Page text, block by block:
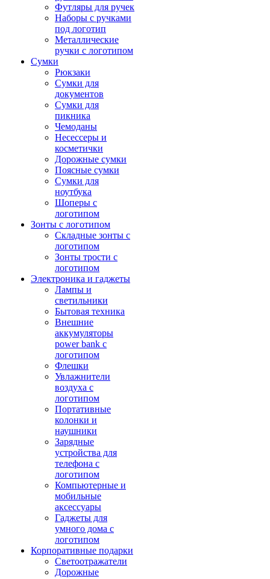
Футляры для ручек
Наборы с ручками
под логотип
Металлические
ручки с логотипом
Сумки
Рюкзаки
Сумки для
документов
Сумки для
пикника
Чемоданы
Несессеры и
косметички
Дорожные сумки
Поясные сумки
Сумки для
ноутбука
Шоперы с
логотипом
Зонты с логотипом
Складные зонты с
логотипом
Зонты трости с
логотипом
Электроника и гаджеты
Лампы и
светильники
Бытовая техника
Внешние
аккумуляторы
power bank с
логотипом
Флешки
Увлажнители
воздуха с
логотипом
Портативные
колонки и
наушники
Зарядные
устройства для
телефона с
логотипом
Компьютерные и
мобильные
аксессуары
Гаджеты для
умного дома с
логотипом
Корпоративные подарки
Светоотражатели
Дорожные